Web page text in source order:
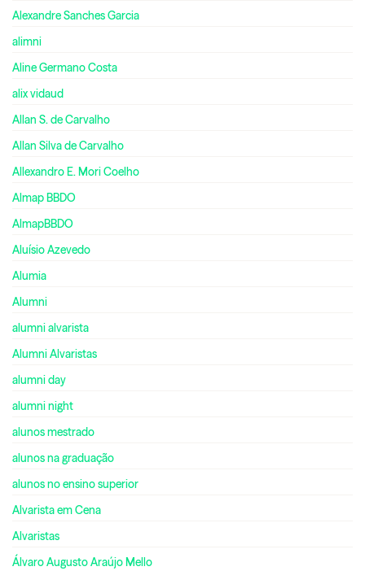
Alexandre Sanches Garcia
alimni
Aline Germano Costa
alix vidaud
Allan S. de Carvalho
Allan Silva de Carvalho
Allexandro E. Mori Coelho
Almap BBDO
AlmapBBDO
Aluísio Azevedo
Alumia
Alumni
alumni alvarista
Alumni Alvaristas
alumni day
alumni night
alunos mestrado
alunos na graduação
alunos no ensino superior
Alvarista em Cena
Alvaristas
Álvaro Augusto Araújo Mello